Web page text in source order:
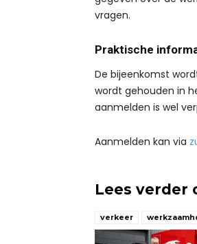
vragen.
Praktische
De bijeenkomst
wordt gehouden in
aanmelden is wel
Aanmelden kan via
Lees verder
verkeer